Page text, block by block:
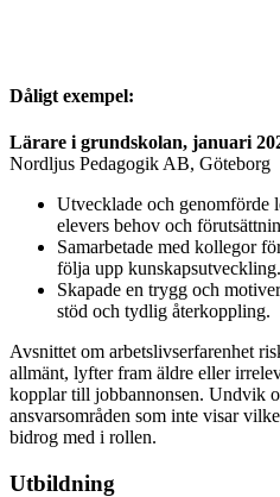
Dåligt exempel:
Lärare i grundskolan, januari
Nordljus Pedagogik AB, Göteborg
Utvecklade och genomförde
elevers behov och
Samarbetade med kollegor
följa upp kunskapsutveckling.
Skapade en trygg och
stöd och tydlig återkoppling.
Avsnittet om arbetslivserfarenhet
allmänt, lyfter fram äldre eller
kopplar till jobbannonsen. Undvik
ansvarsområden som inte visar
bidrog med i rollen.
Utbildning